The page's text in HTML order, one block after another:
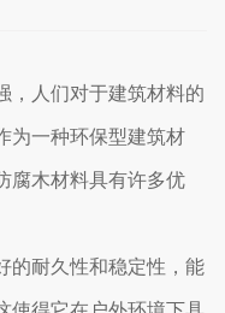
，人们对于建筑材料的
为一种环保型建筑材
腐木材料具有许多优
的耐久性和稳定性，能